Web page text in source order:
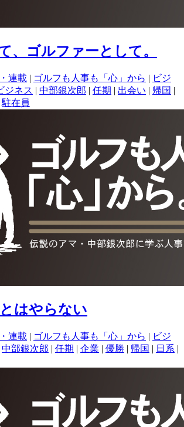
、ゴルファーとして。
連載 | ゴルフも人事も「心」から | ビジ
ジネス | 中部銀次郎 | 任期 | 出会い | 帰国 |
駐在員
はやらない
連載 | ゴルフも人事も「心」から | ビジ
中部銀次郎 | 任期 | 企業 | 優勝 | 帰国 | 日系 |